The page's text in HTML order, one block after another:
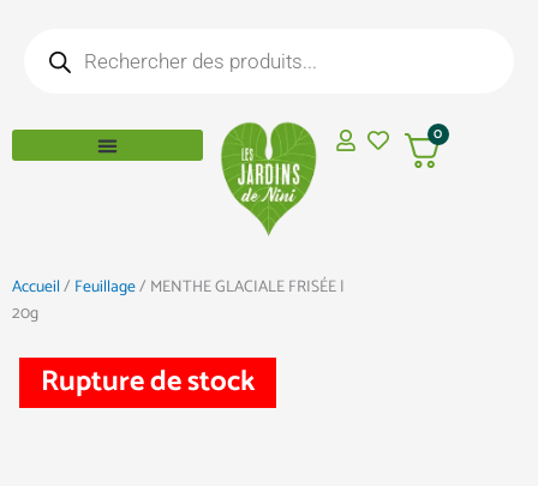
contenuproduits
0
Accueil/ Feuillage/ MENTHE GLACIALE FRISÉE |
20g
Rupture de stock